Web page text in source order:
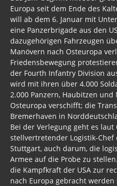
Europa seit dem Ende des
will ab dem 6. Januar mit
eine Panzerbrigade aus den
dazugehörigen Fahrzeugen
Manövern nach Osteuropa
Friedensbewegung
der Fourth Infantry Division
wird mit ihren über 4.000
2.000 Panzern, Haubitzen
Osteuropa verschifft; die
Bremerhaven in
Bei der Verlegung geht es
stellvertretender Logistik-Chef
Stuttgart, auch darum, die
Armee auf die Probe zu
die Kampfkraft der USA zur
nach Europa gebracht werden